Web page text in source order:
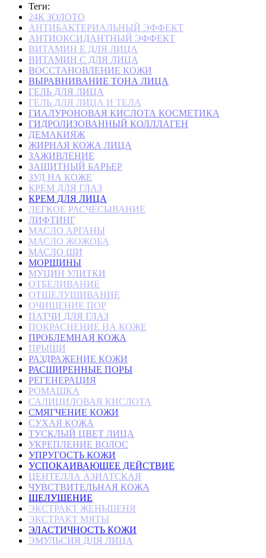
Теги:
24К ЗОЛОТО
АНТИБАКТЕРИАЛЬНЫЙ ЭФФЕКТ
АНТИОКСИДАНТНЫЙ ЭФФЕКТ
ВИТАМИН Е ДЛЯ ЛИЦА
ВИТАМИН С ДЛЯ ЛИЦА
ВОССТАНОВЛЕНИЕ КОЖИ
ВЫРАВНИВАНИЕ ТОНА ЛИЦА
ГЕЛЬ ДЛЯ ЛИЦА
ГЕЛЬ ДЛЯ ЛИЦА И ТЕЛА
ГИАЛУРОНОВАЯ КИСЛОТА КОСМЕТИКА
ГИДРОЛИЗОВАННЫЙ КОЛЛЛАГЕН
ДЕМАКИЯЖ
ЖИРНАЯ КОЖА ЛИЦА
ЗАЖИВЛЕНИЕ
ЗАЩИТНЫЙ БАРЬЕР
ЗУД НА КОЖЕ
КРЕМ ДЛЯ ГЛАЗ
КРЕМ ДЛЯ ЛИЦА
ЛЕГКОЕ РАСЧЕСЫВАНИЕ
ЛИФТИНГ
МАСЛО АРГАНЫ
МАСЛО ЖОЖОБА
МАСЛО ШИ
МОРЩИНЫ
МУЦИН УЛИТКИ
ОТБЕЛИВАНИЕ
ОТШЕЛУШИВАНИЕ
ОЧИЩЕНИЕ ПОР
ПАТЧИ ДЛЯ ГЛАЗ
ПОКРАСНЕНИЕ НА КОЖЕ
ПРОБЛЕМНАЯ КОЖА
ПРЫЩИ
РАЗДРАЖЕНИЕ КОЖИ
РАСШИРЕННЫЕ ПОРЫ
РЕГЕНЕРАЦИЯ
РОМАШКА
САЛИЦИЛОВАЯ КИСЛОТА
СМЯГЧЕНИЕ КОЖИ
СУХАЯ КОЖА
ТУСКЛЫЙ ЦВЕТ ЛИЦА
УКРЕПЛЕНИЕ ВОЛОС
УПРУГОСТЬ КОЖИ
УСПОКАИВАЮЩЕЕ ДЕЙСТВИЕ
ЦЕНТЕЛЛА АЗИАТСКАЯ
ЧУВСТВИТЕЛЬНАЯ КОЖА
ШЕЛУШЕНИЕ
ЭКСТРАКТ ЖЕНЬШЕНЯ
ЭКСТРАКТ МЯТЫ
ЭЛАСТИЧНОСТЬ КОЖИ
ЭМУЛЬСИЯ ДЛЯ ЛИЦА